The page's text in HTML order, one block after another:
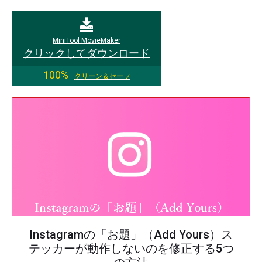
MiniTool MovieMaker
クリックしてダウンロード
100%
クリーン＆セーフ
Instagramの「お題」（Add Yours）ス
テッカーが動作しないのを修正する5つ